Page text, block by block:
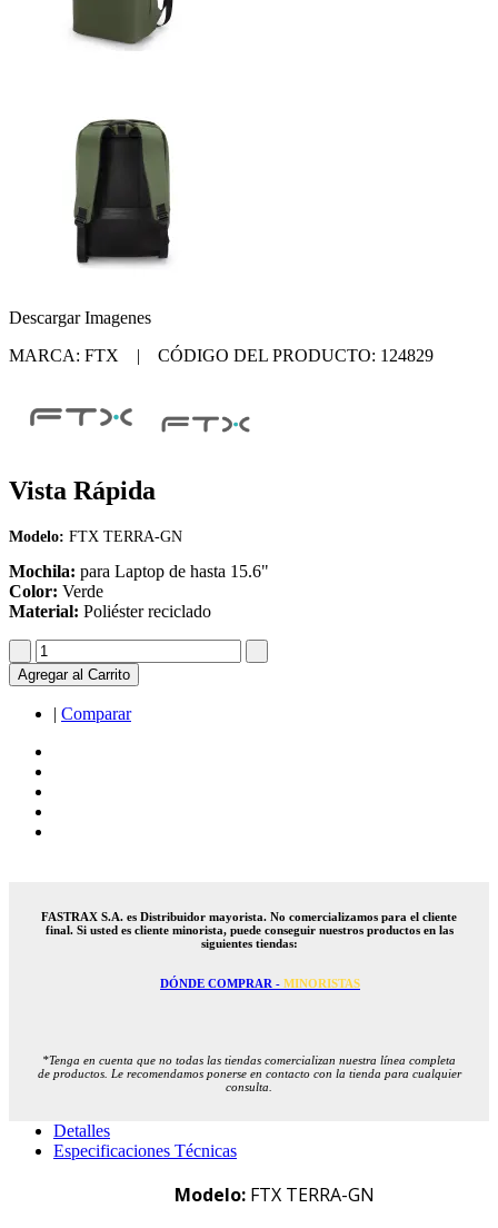
Descargar Imagenes
MARCA: FTX | CÓDIGO DEL PRODUCTO: 124829
Vista Rápida
Modelo: FTX TERRA-GN
Mochila: para Laptop de hasta 15.6"
Color: Verde
Material: Poliéster reciclado
Agregar al Carrito
| Comparar
FASTRAX S.A. es Distribuidor mayorista. No comercializamos para el cliente
final. Si usted es cliente minorista, puede conseguir nuestros productos en las
siguientes tiendas:
DÓNDE COMPRAR - MINORISTAS
*Tenga en cuenta que no todas las tiendas comercializan nuestra línea completa
de productos. Le recomendamos ponerse en contacto con la tienda para cualquier
consulta.
Detalles
Especificaciones Técnicas
Modelo: FTX TERRA-GN